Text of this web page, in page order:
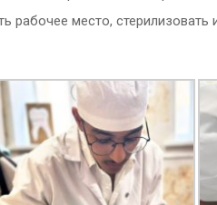
рабочее место,